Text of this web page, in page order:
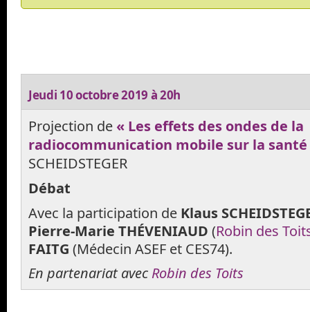
Jeudi 10 octobre 2019 à 20h
Projection de « Les effets des ondes de la
radiocommunication mobile sur la santé
SCHEIDSTEGER
Débat
Avec la participation de Klaus
Pierre-Marie THÉVENIAUD (Robin des
FAITG (Médecin ASEF et CES74).
En partenariat avec Robin des Toits